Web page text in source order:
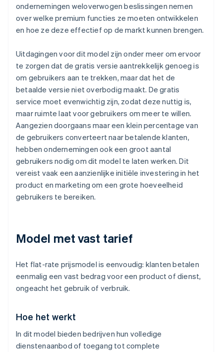
ondernemingen weloverwogen beslissingen nemen
over welke premium functies ze moeten ontwikkelen
en hoe ze deze effectief op de markt kunnen brengen.
Uitdagingen voor dit model zijn onder meer om ervoor
te zorgen dat de gratis versie aantrekkelijk genoeg is
om gebruikers aan te trekken, maar dat het de
betaalde versie niet overbodig maakt. De gratis
service moet evenwichtig zijn, zodat deze nuttig is,
maar ruimte laat voor gebruikers om meer te willen.
Aangezien doorgaans maar een klein percentage van
de gebruikers converteert naar betalende klanten,
hebben ondernemingen ook een groot aantal
gebruikers nodig om dit model te laten werken. Dit
vereist vaak een aanzienlijke initiële investering in het
product en marketing om een grote hoeveelheid
gebruikers te bereiken.
Model met vast tarief
Het flat-rate prijsmodel is eenvoudig: klanten betalen
eenmalig een vast bedrag voor een product of dienst,
ongeacht het gebruik of verbruik.
Hoe het werkt
In dit model bieden bedrijven hun volledige
dienstenaanbod of toegang tot complete